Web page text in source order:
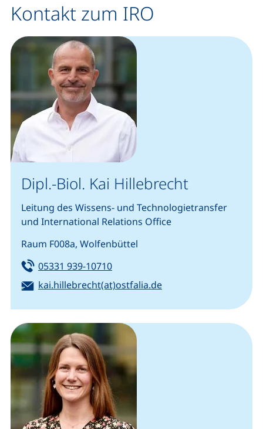
Kontakt zum IRO
Dipl.-Biol. Kai Hillebrecht
Leitung des Wissens- und Technologietransfer
und International Relations Office
Raum F008a, Wolfenbüttel
Tel:
05331 939-10710(startet einen Telefonanruf,
E-Mail:
kai.hillebrecht(at)ostfalia.de(öffnet Ihr E-Mail-